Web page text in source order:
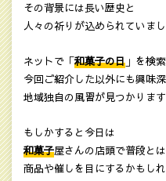
その背景には長い歴史と
人々の祈りが込められていま
ネットで「和菓子の日 」を検
今回ご紹介した以外にも興味
地域独自の風習が見つかります
もしかすると今日は
和菓子屋さんの店頭で普段と
商品や催しを目にするかもし